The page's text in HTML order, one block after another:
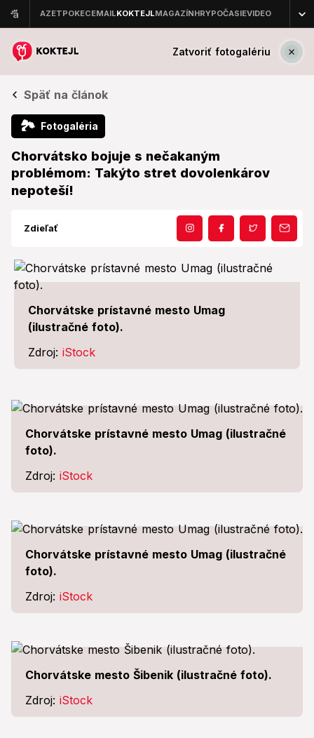
Zatvoriť fotogalériu
Späť na článok
🏞 Fotogaléria
Chorvátsko bojuje s nečakaným
problémom: Takýto stret dovolenkárov
nepoteší!
Zdieľať
Chorvátske prístavné mesto Umag
(ilustračné foto).
Zdroj: iStock
Chorvátske prístavné mesto Umag (ilustračné
foto).
Zdroj: iStock
Chorvátske prístavné mesto Umag (ilustračné
foto).
Zdroj: iStock
Chorvátske mesto Šibenik (ilustračné foto).
Zdroj: iStock